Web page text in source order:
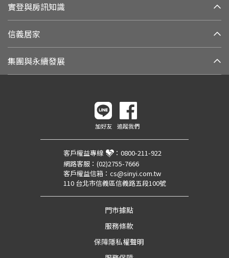
實登與房訊知識
信義居家
集團與永續發展
加好友 追蹤我們
客戶權益專線 ： 0800-211-922
網路客服： (02)2755-7666
客戶權益信箱： cs@sinyi.com.tw
110 台北市信義區信義路五段100號
門市據點
服務條款
保障隱私權聲明